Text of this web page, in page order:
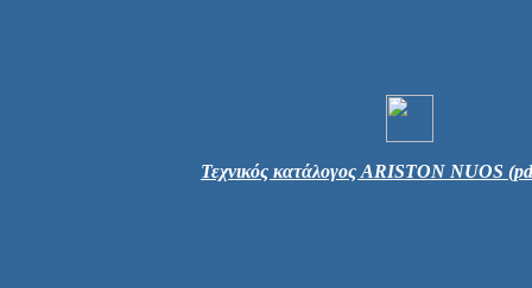
Τεχνικός κατάλογος ARISTON NUOS